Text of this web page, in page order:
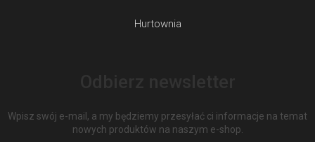
Hurtownia
Wpisz swój e-mail, a my będziemy przesyłać ci informacje na temat
nowych produktów na naszym e-shop.